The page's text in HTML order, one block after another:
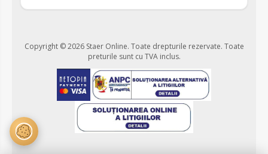
Copyright © 2026 Staer Online. Toate drepturile rezervate. Toate
preturile sunt cu TVA inclus.